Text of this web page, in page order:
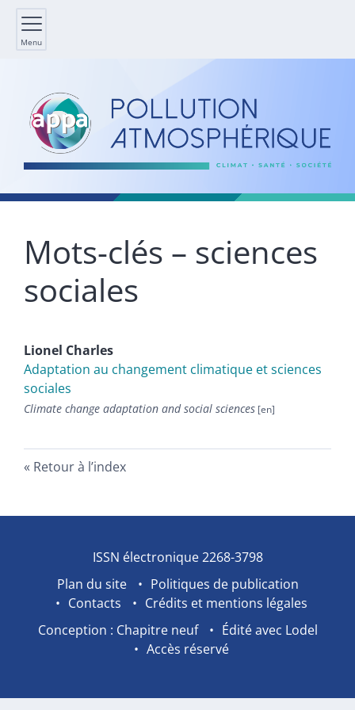
Menu
Mots-clés – sciences
sociales
Lionel Charles
Adaptation au changement climatique et sciences
sociales
Climate change adaptation and social sciences
Retour à l’index
ISSN électronique 2268-3798
Plan du site
Politiques de publication
Contacts
Crédits et mentions légales
Conception : Chapitre neuf
Édité avec Lodel
Accès réservé